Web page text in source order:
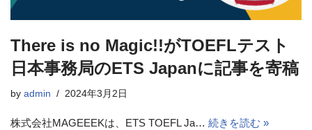
There is no Magic!!がTOEFLテスト
日本事務局のETS Japanに記事を寄稿
by admin 2024年3月2日
株式会社MAGEEEKは、ETS TOEFL Ja… 続きを読む »